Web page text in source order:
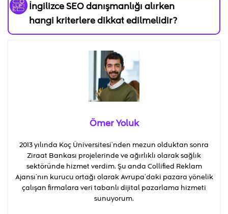
İngilizce SEO danışmanlığı alırken
hangi kriterlere dikkat edilmelidir?
Ömer Yoluk
2013 yılında Koç Üniversitesi’nden mezun olduktan sonra
Ziraat Bankası projelerinde ve ağırlıklı olarak sağlık
sektöründe hizmet verdim. Şu anda Collified Reklam
Ajansı’nın kurucu ortağı olarak Avrupa’daki pazara yönelik
çalışan firmalara veri tabanlı dijital pazarlama hizmeti
sunuyorum.